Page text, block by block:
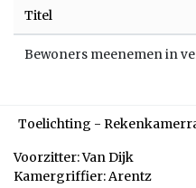
Titel
Bewoners meenemen in
Toelichting -
Voorzitter: Van Dijk
Kamergriffier: Arentz